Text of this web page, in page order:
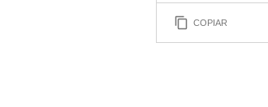
COPIAR